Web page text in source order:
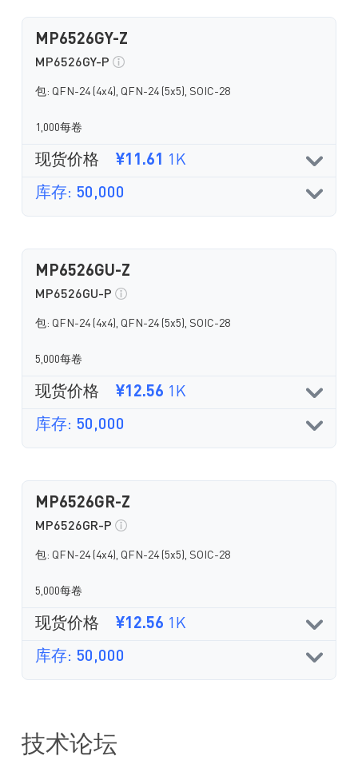
MP6526GY-Z
MP6526GY-P
包: QFN-24 (4x4), QFN-24 (5x5), SOIC-28
1,000每卷
现货价格 ¥11.61 1K
库存: 50,000
MP6526GU-Z
MP6526GU-P
包: QFN-24 (4x4), QFN-24 (5x5), SOIC-28
5,000每卷
现货价格 ¥12.56 1K
库存: 50,000
MP6526GR-Z
MP6526GR-P
包: QFN-24 (4x4), QFN-24 (5x5), SOIC-28
5,000每卷
现货价格 ¥12.56 1K
库存: 50,000
技术论坛